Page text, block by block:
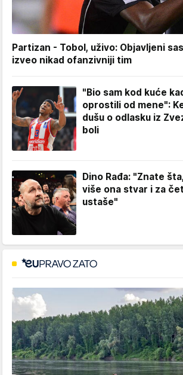
Partizan - Tobol, uživo: Objavljeni
izveo nikad ofanzivniji tim
"Bio sam kod kuće
oprostili od mene":
dušu o odlasku iz
boli
Dino Rađa: "Znate
više ona stvar i za
ustaše"